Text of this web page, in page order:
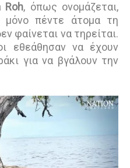
Roh, όπως ονομάζεται,
μόνο πέντε άτομα τη
φαίνεται να τηρείται.
εθεάθησαν να έχουν
για να βγάλουν την